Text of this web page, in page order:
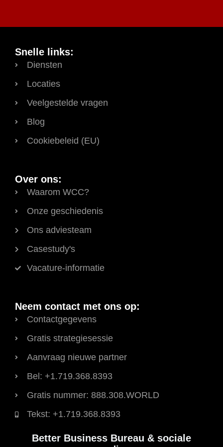
Snelle links:
Diensten
Locaties
Veelgestelde vragen
Blog
Cookiebeleid (EU)
Over ons:
Waarom WCC?
Onze geschiedenis
Ons adviesteam
Casestudy's
Vacature-informatie
Neem contact met ons op:
Contactgegevens
Gratis strategiesessie
Aanvraag nieuwe partner
Bel: +1.719.368.8393
Gratis nummer: 888.308.WORLD
Tekst: +1.719.368.8393
Better Business Bureau & sociale